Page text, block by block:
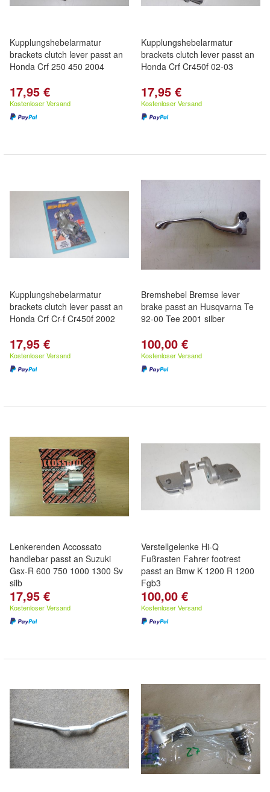
Kupplungshebelarmatur
brackets clutch lever passt an
Honda Crf 250 450 2004
17,95 €
Kostenloser Versand
Kupplungshebelarmatur
brackets clutch lever passt an
Honda Crf Cr450f 02-03
17,95 €
Kostenloser Versand
Kupplungshebelarmatur
brackets clutch lever passt an
Honda Crf Cr-f Cr450f 2002
17,95 €
Kostenloser Versand
Bremshebel Bremse lever
brake passt an Husqvarna Te
92-00 Tee 2001 silber
100,00 €
Kostenloser Versand
Lenkerenden Accossato
handlebar passt an Suzuki
Gsx-R 600 750 1000 1300 Sv
silb
17,95 €
Kostenloser Versand
Verstellgelenke Hi-Q
Fußrasten Fahrer footrest
passt an Bmw K 1200 R 1200
Fgb3
100,00 €
Kostenloser Versand